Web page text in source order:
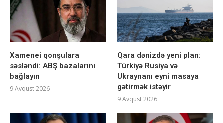
Xamenei qonşulara
səsləndi: ABŞ bazalarını
bağlayın
9 Avqust 2026
Qara dənizdə yeni plan:
Türkiyə Rusiya və
Ukraynanı eyni masaya
gətirmək istəyir
9 Avqust 2026